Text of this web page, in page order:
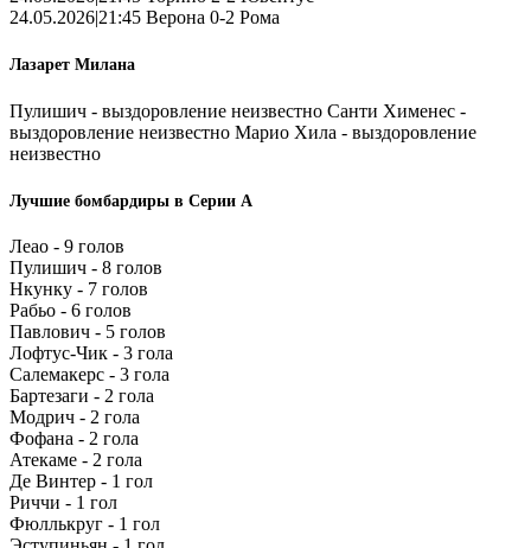
24.05.2026|21:45 Верона 0-2 Рома
Лазарет Милана
Пулишич - выздоровление неизвестно Санти Хименес -
выздоровление неизвестно Марио Хила - выздоровление
неизвестно
Лучшие бомбардиры в Серии А
Леао - 9 голов
Пулишич - 8 голов
Нкунку - 7 голов
Рабьо - 6 голов
Павлович - 5 голов
Лофтус-Чик - 3 гола
Салемакерс - 3 гола
Бартезаги - 2 гола
Модрич - 2 гола
Фофана - 2 гола
Атекаме - 2 гола
Де Винтер - 1 гол
Риччи - 1 гол
Фюллькруг - 1 гол